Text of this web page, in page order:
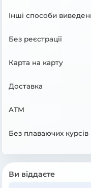
Інші способи
Без реєстрації
Карта на карту
Доставка
ATM
Без плаваючих курсів
Ви віддаєте